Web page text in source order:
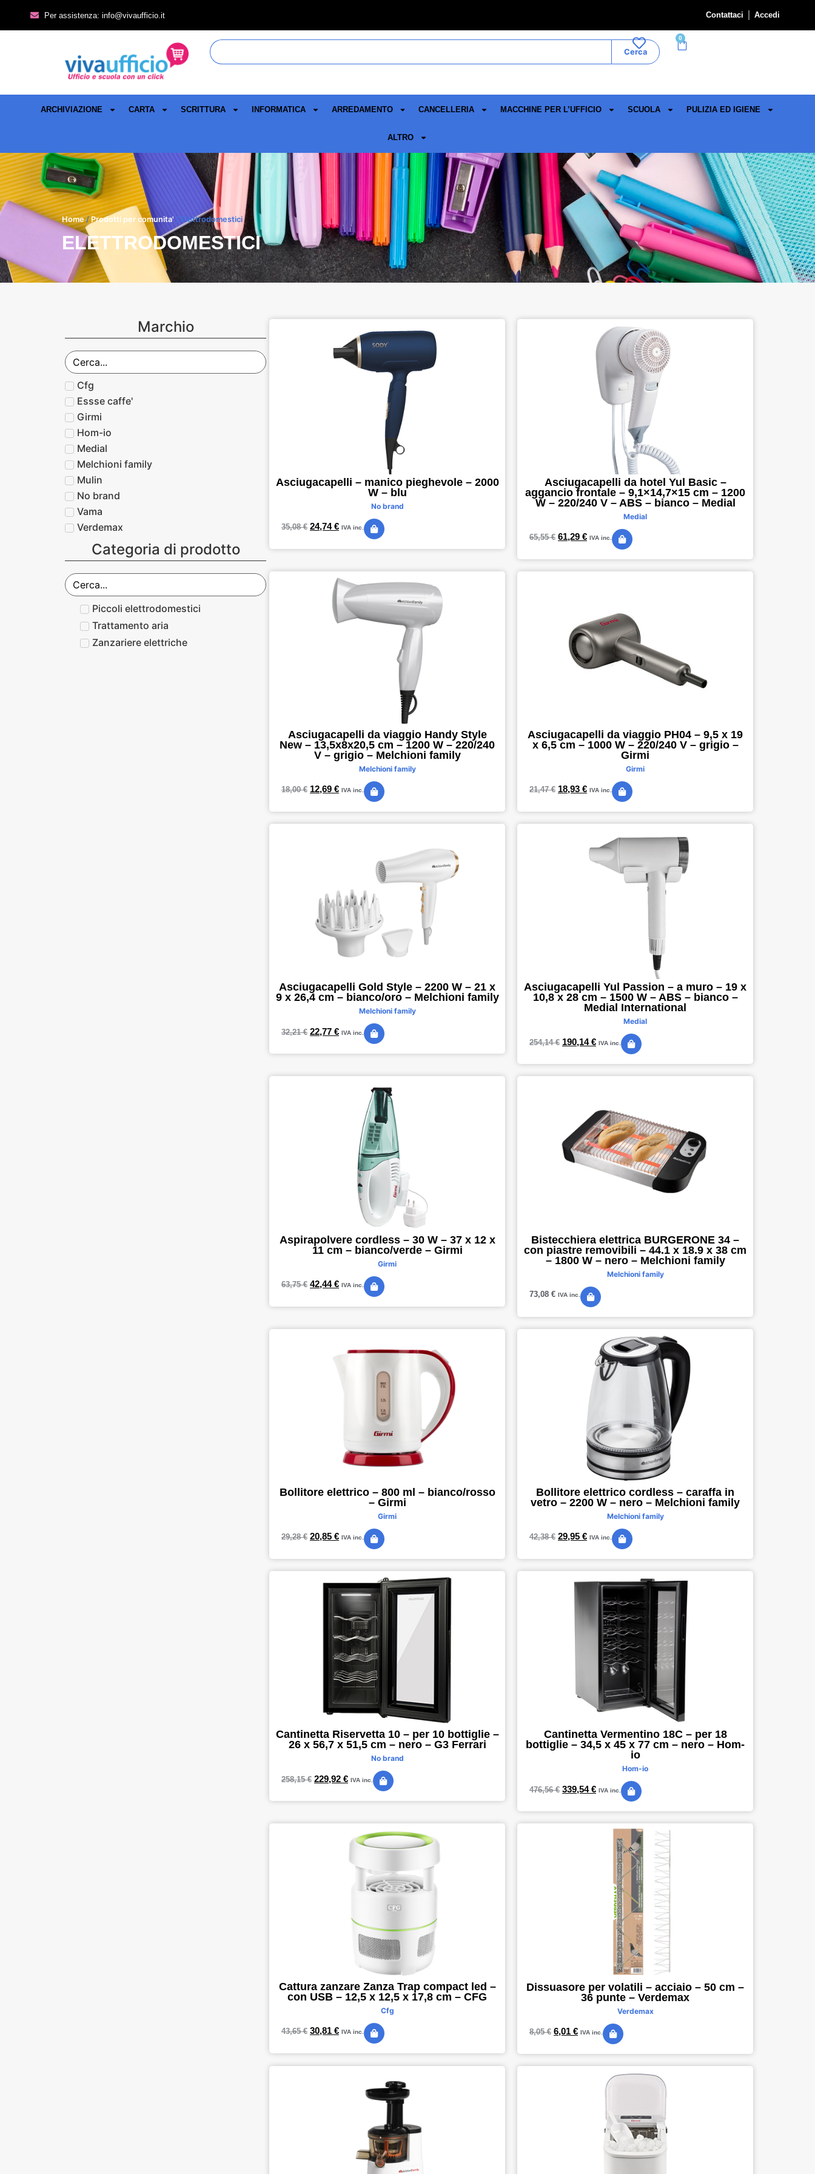
Per assistenza: info@vivaufficio.it Contattaci Accedi
Cerca
0
ARCHIVIAZIONE CARTA SCRITTURA INFORMATICA ARREDAMENTO CANCELLERIA MACCHINE PER L’UFFICIO SCUOLA PULIZIA ED IGIENE
ALTRO
Home/Prodotti per comunita' / Elettrodomestici
ELETTRODOMESTICI
Marchio
Cfg
Essse caffe'
Girmi
Hom-io
Medial
Melchioni family
Mulin
No brand
Vama
Verdemax
Categoria di prodotto
Piccoli elettrodomestici
Trattamento aria
Zanzariere elettriche
Asciugacapelli – manico pieghevole – 2000
W – blu
No brand
35,08€ 24,74€ IVA inc.
Asciugacapelli da hotel Yul Basic –
aggancio frontale – 9,1×14,7×15 cm – 1200
W – 220/240 V – ABS – bianco – Medial
Medial
65,55€ 61,29 € IVA inc.
Asciugacapelli da viaggio Handy Style
New – 13,5x8x20,5 cm – 1200 W – 220/240
V – grigio – Melchioni family
Melchioni family
18,00€ 12,69 € IVA inc.
Asciugacapelli da viaggio PH04 – 9,5 x 19
x 6,5 cm – 1000 W – 220/240 V – grigio –
Girmi
Girmi
21,47€ 18,93 € IVA inc.
Asciugacapelli Gold Style – 2200 W – 21 x
9 x 26,4 cm – bianco/oro – Melchioni family
Melchioni family
32,21€ 22,77 € IVA inc.
Asciugacapelli Yul Passion – a muro – 19 x
10,8 x 28 cm – 1500 W – ABS – bianco –
Medial International
Medial
254,14€ 190,14€ IVA inc.
Aspirapolvere cordless – 30 W – 37 x 12 x
11 cm – bianco/verde – Girmi
Girmi
63,75€ 42,44€ IVA inc.
Bistecchiera elettrica BURGERONE 34 –
con piastre removibili – 44.1 x 18.9 x 38 cm
– 1800 W – nero – Melchioni family
Melchioni family
73,08 € IVA inc.
Bollitore elettrico – 800 ml – bianco/rosso
– Girmi
Girmi
29,28€ 20,85 € IVA inc.
Bollitore elettrico cordless – caraffa in
vetro – 2200 W – nero – Melchioni family
Melchioni family
42,38€ 29,95 € IVA inc.
Cantinetta Riservetta 10 – per 10 bottiglie –
26 x 56,7 x 51,5 cm – nero – G3 Ferrari
No brand
258,15€ 229,92 € IVA inc.
Cantinetta Vermentino 18C – per 18
bottiglie – 34,5 x 45 x 77 cm – nero – Hom-
io
Hom-io
476,56€ 339,54€ IVA inc.
Cattura zanzare Zanza Trap compact led –
con USB – 12,5 x 12,5 x 17,8 cm – CFG
Cfg
43,65€ 30,81 € IVA inc.
Dissuasore per volatili – acciaio – 50 cm –
36 punte – Verdemax
Verdemax
8,05€ 6,01 € IVA inc.